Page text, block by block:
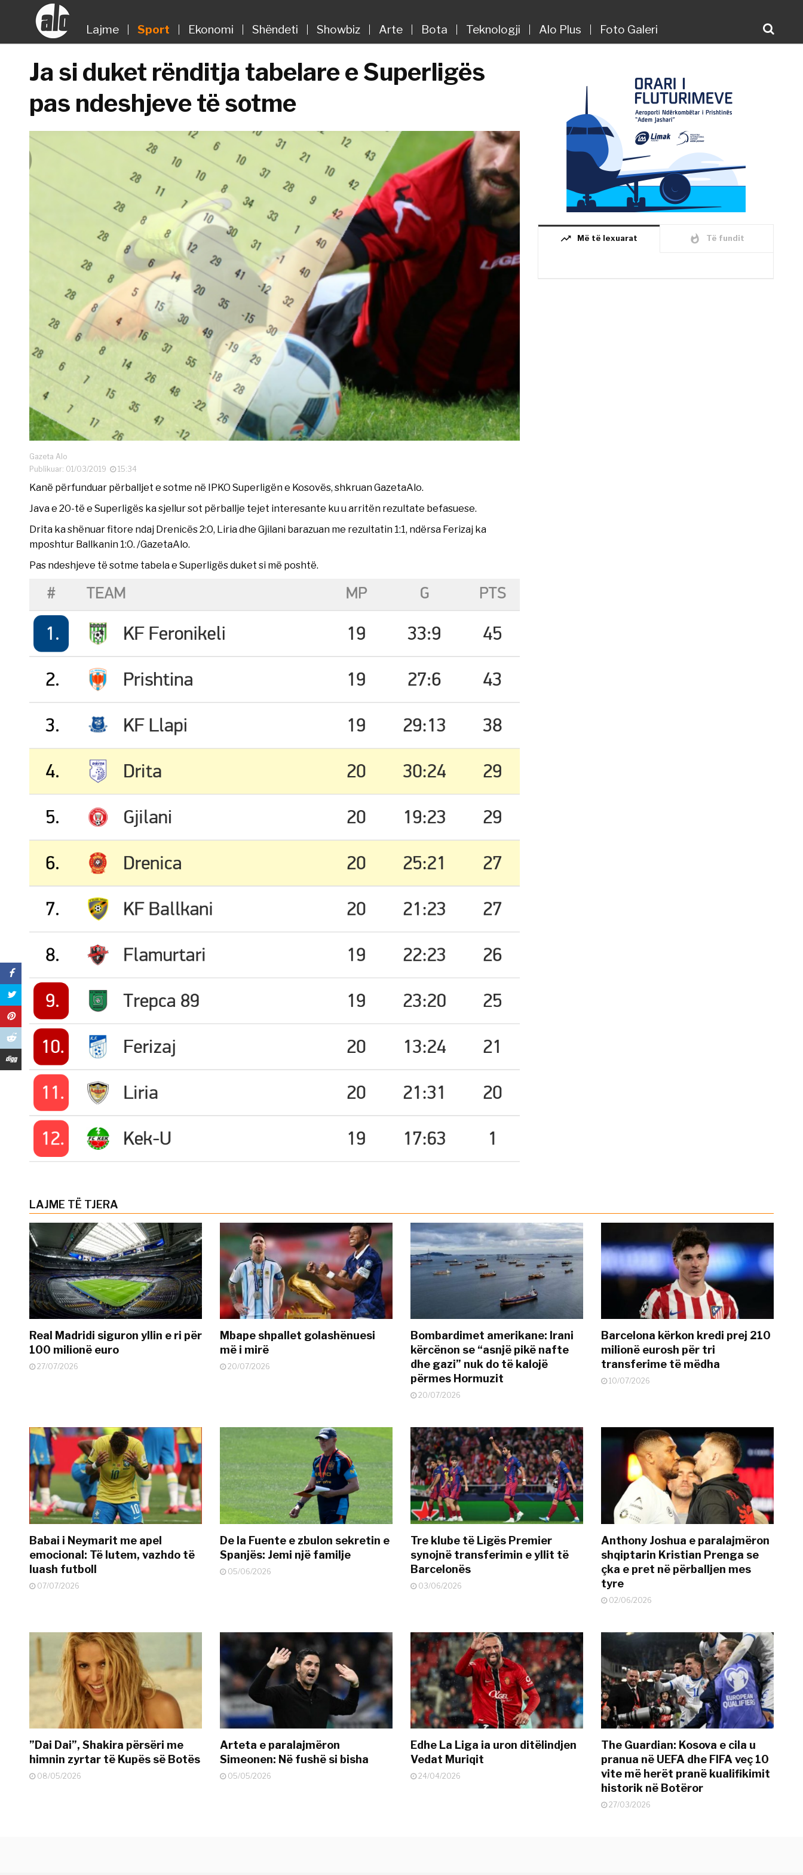
Lajme Sport Ekonomi Shëndeti Showbiz Arte Bota Teknologji Alo Plus Foto Galeri
Ja si duket rënditja tabelare e Superligës
pas ndeshjeve të sotme
Gazeta Alo
Publikuar: 01/03/2019
15:34
Kanë përfunduar përballjet e sotme në IPKO Superligën e Kosovës, shkruan GazetaAlo.
Java e 20-të e Superligës ka sjellur sot përballje tejet interesante ku u arritën rezultate befasuese.
Drita ka shënuar fitore ndaj Drenicës 2:0, Liria dhe Gjilani barazuan me rezultatin 1:1, ndërsa Ferizaj ka
mposhtur Ballkanin 1:0. /GazetaAlo.
Pas ndeshjeve të sotme tabela e Superligës duket si më poshtë.
trending_up Më të lexuarat whatshot Të fundit
LAJME TË TJERA
Real Madridi siguron yllin e ri për
100 milionë euro
27/07/2026
Mbape shpallet golashënuesi
më i mirë
20/07/2026
Bombardimet amerikane: Irani
kërcënon se “asnjë pikë nafte
dhe gazi” nuk do të kalojë
përmes Hormuzit
20/07/2026
Barcelona kërkon kredi prej 210
milionë eurosh për tri
transferime të mëdha
10/07/2026
Babai i Neymarit me apel
emocional: Të lutem, vazhdo të
luash futboll
07/07/2026
De la Fuente e zbulon sekretin e
Spanjës: Jemi një familje
05/06/2026
Tre klube të Ligës Premier
synojnë transferimin e yllit të
Barcelonës
03/06/2026
Anthony Joshua e paralajmëron
shqiptarin Kristian Prenga se
çka e pret në përballjen mes
tyre
02/06/2026
”Dai Dai”, Shakira përsëri me
himnin zyrtar të Kupës së Botës
08/05/2026
Arteta e paralajmëron
Simeonen: Në fushë si bisha
05/05/2026
Edhe La Liga ia uron ditëlindjen
Vedat Muriqit
24/04/2026
The Guardian: Kosova e cila u
pranua në UEFA dhe FIFA veç 10
vite më herët pranë kualifikimit
historik në Botëror
27/03/2026